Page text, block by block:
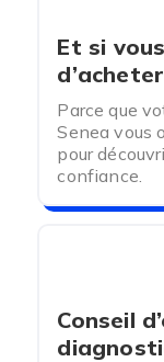
:
pour des
Facilité
conviviales,
pour une
Connectivité
équipés de
les données
:
disponibles
Et si
Parce que
Senea vous
pour
confiance.
Conseil